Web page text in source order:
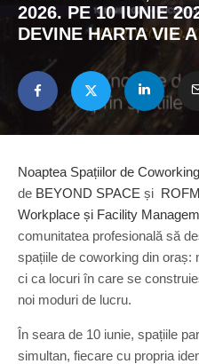
2026. PE 10 IUNIE
DEVINE HARTA VIE
Noaptea Spațiilor de Coworking
de BEYOND SPACE și
Workplace și Facility
comunitatea profesională să
spațiile de coworking din oraș:
ci ca locuri în care se
noi moduri de lucru.
În seara de 10 iunie, spațiile
simultan, fiecare cu propria